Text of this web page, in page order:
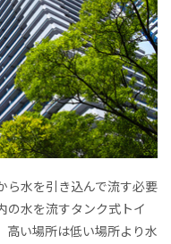
ら水を引き込んで流す必要
の水を流すタンク式トイ
高い場所は低い場所より水